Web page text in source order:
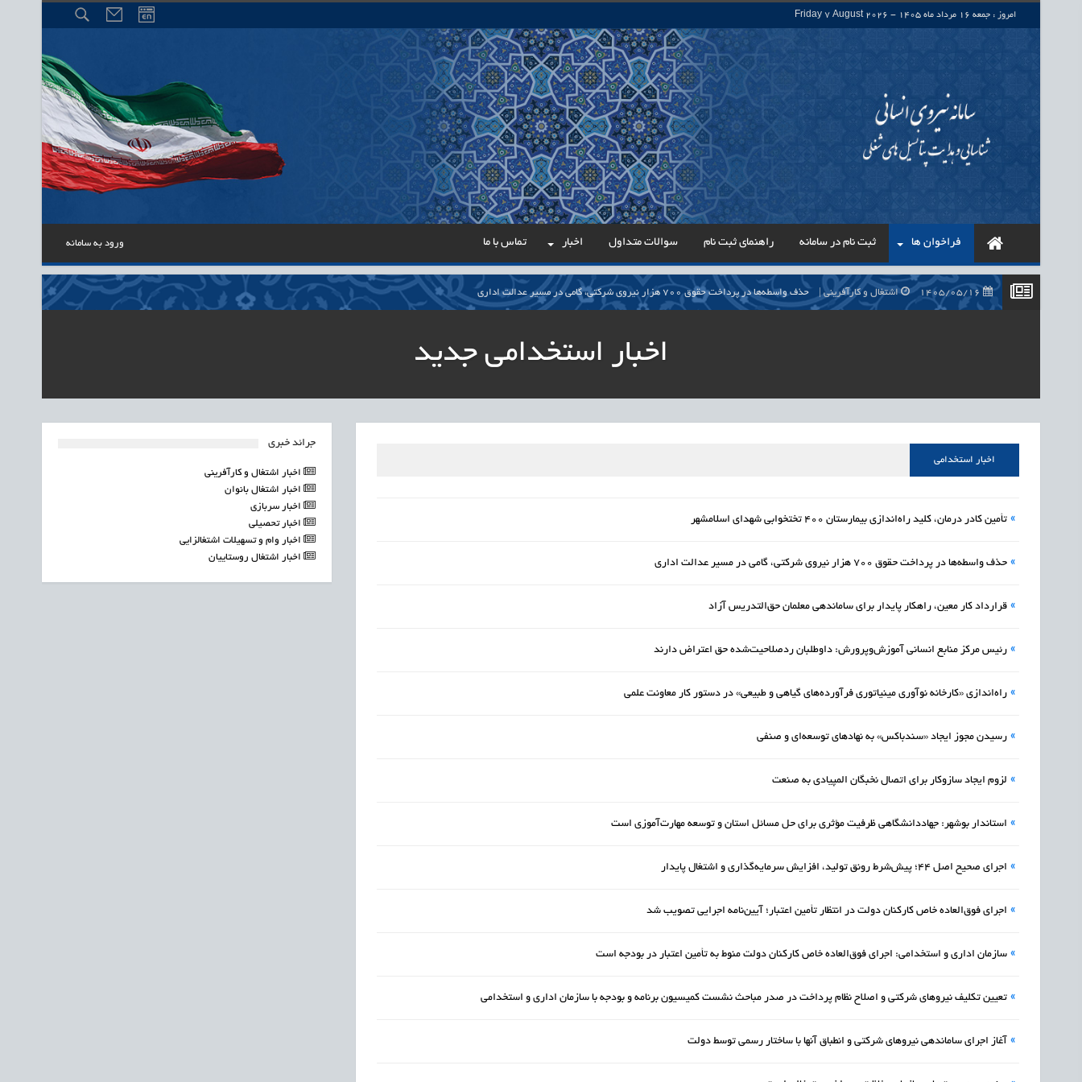
امروز : جمعه 16 مرداد ماه 1405 - Friday 7 August 2026
فراخوان ها ثبت نام در سامانه راهنمای ثبت نام سوالات متداول اخبار تماس با ما ورود به سامانه
اشتغال و کارآفرینی حذف واسطه‌ها در پرداخت حقوق ۷۰۰ هزار نیروی شرکتی، گامی در مسیر عدالت اداری
رئیس مرکز منابع انسانی آموزش‌وپرورش: داوطلبان ردصلاحیت‌شده حق اعتراض دارند
1405/05/16 اشتغال و کارآفرینی راه‌اندازی «کارخانه نوآوری مینیاتوری فرآورده‌های گیاهی و طبیعی» در دستور کار معاونت علمی
اخبار استخدامی جدید
اخبار استخدامی
» تأمین کادر درمان، کلید راه‌اندازی بیمارستان ۴۰۰ تختخوابی شهدای اسلامشهر
» حذف واسطه‌ها در پرداخت حقوق ۷۰۰ هزار نیروی شرکتی، گامی در مسیر عدالت اداری
» قرارداد کار معین، راهکار پایدار برای ساماندهی معلمان حق‌التدریس آزاد
» رئیس مرکز منابع انسانی آموزش‌وپرورش: داوطلبان ردصلاحیت‌شده حق اعتراض دارند
» راه‌اندازی «کارخانه نوآوری مینیاتوری فرآورده‌های گیاهی و طبیعی» در دستور کار معاونت علمی
» رسیدن مجوز ایجاد «سندباکس» به نهادهای توسعه‌ای و صنفی
» لزوم ایجاد سازوکار برای اتصال نخبگان المپیادی به صنعت
» استاندار بوشهر: جهاددانشگاهی ظرفیت مؤثری برای حل مسائل استان و توسعه مهارت‌آموزی است
» اجرای صحیح اصل ۴۴؛ پیش‌شرط رونق تولید، افزایش سرمایه‌گذاری و اشتغال پایدار
» اجرای فوق‌العاده خاص کارکنان دولت در انتظار تأمین اعتبار؛ آیین‌نامه اجرایی تصویب شد
» سازمان اداری و استخدامی: اجرای فوق‌العاده خاص کارکنان دولت منوط به تأمین اعتبار در بودجه است
» تعیین تکلیف نیروهای شرکتی و اصلاح نظام پرداخت در صدر مباحث نشست کمیسیون برنامه و بودجه با سازمان اداری و استخدامی
» آغاز اجرای ساماندهی نیروهای شرکتی و انطباق آنها با ساختار رسمی توسط دولت
جرائد خبری
اخبار اشتغال و کارآفرینی
اخبار اشتغال بانوان
اخبار سربازی
اخبار تحصیلی
اخبار وام و تسهیلات اشتغالزایی
اخبار اشتغال روستاییان